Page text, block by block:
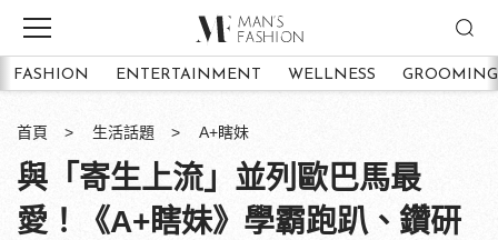
FASHION ENTERTAINMENT WELLNESS GROOMING
首頁 生活話題 A+瞎妹
與「寄生上流」並列歐巴馬最
愛！《A+瞎妹》學霸跑趴、鑽研